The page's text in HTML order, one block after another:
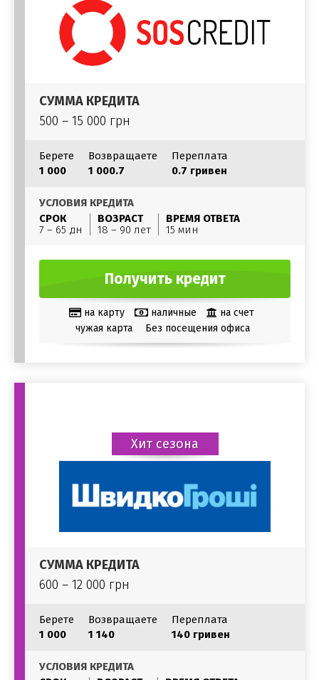
СУММА КРЕДИТА
500 – 15 000 грн
Берете
1 000
Возвращаете
1 000.7
Переплата
0.7 гривен
УСЛОВИЯ КРЕДИТА
СРОК
7 – 65 дн
ВОЗРАСТ
18 – 90 лет
ВРЕМЯ ОТВЕТА
15 мин
Получить кредит
на карту наличные
на счет
чужая карта
Без посещения офиса
Хит сезона
СУММА КРЕДИТА
600 – 12 000 грн
Берете
1 000
Возвращаете
1 140
Переплата
140 гривен
УСЛОВИЯ КРЕДИТА